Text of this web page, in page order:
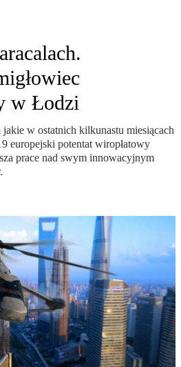
w Łodzi
w ostatnich kilkunastu miesiącach
europejski potentat wiropłatowy
prace nad swym innowacyjnym